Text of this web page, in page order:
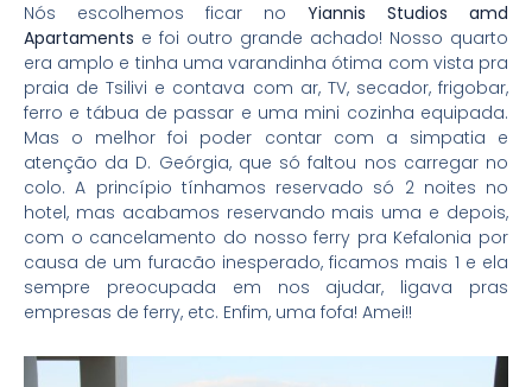
Nós escolhemos ficar no Yiannis Studios amd
Apartaments e foi outro grande achado! Nosso quarto
era amplo e tinha uma varandinha ótima com vista pra
praia de Tsilivi e contava com ar, TV, secador, frigobar,
ferro e tábua de passar e uma mini cozinha equipada.
Mas o melhor foi poder contar com a simpatia e
atenção da D. Geórgia, que só faltou nos carregar no
colo. A princípio tínhamos reservado só 2 noites no
hotel, mas acabamos reservando mais uma e depois,
com o cancelamento do nosso ferry pra Kefalonia por
causa de um furacão inesperado, ficamos mais 1 e ela
sempre preocupada em nos ajudar, ligava pras
empresas de ferry, etc. Enfim, uma fofa! Amei!!